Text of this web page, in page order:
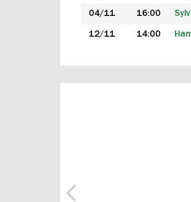
04/11 16:00
12/11 14:00